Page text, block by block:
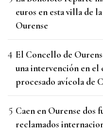
euros en esta villa de
Ourense
El Concello de
una intervención en el
procesado avícola de
Caen en Ourense dos
reclamados